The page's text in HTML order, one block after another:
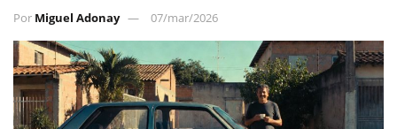
Por Miguel Adonay 07/mar/2026